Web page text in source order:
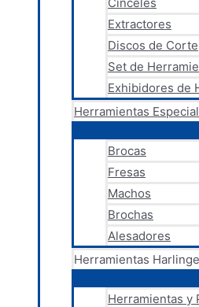
Extractores
Discos de Corte
Set de
Exhibidores de
Herramientas
Brocas
Fresas
Machos
Brochas
Alesadores
Herramientas
Herramientas y